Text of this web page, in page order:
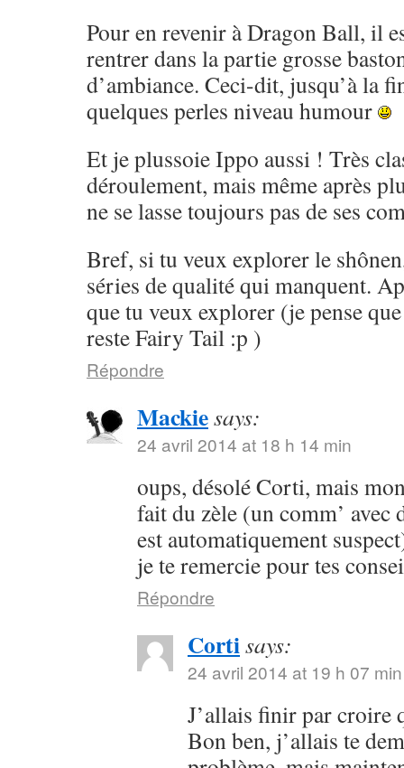
Pour en revenir à Dragon Ball, il
rentrer dans la partie grosse
d’ambiance. Ceci-dit, jusqu’à la
quelques perles niveau humour
Et je plussoie Ippo aussi ! Très
déroulement, mais même après
ne se lasse toujours pas de ses
Bref, si tu veux explorer le
séries de qualité qui manquent.
que tu veux explorer (je pense
reste Fairy Tail :p )
Répondre
Mackiesays:
24 avril 2014 at 18 h 14 min
oups, désolé Corti, mais
fait du zèle (un comm’ avec
est automatiquement
je te remercie pour tes
Répondre
Cortisays:
24 avril 2014 at 19 h 07 min
J’allais finir par croire
Bon ben, j’allais te